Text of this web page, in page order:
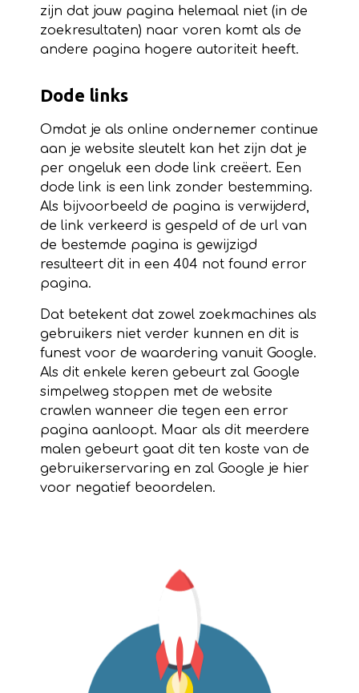
zijn dat jouw pagina helemaal niet (in de
zoekresultaten) naar voren komt als de
andere pagina hogere autoriteit heeft.
Dode links
Omdat je als online ondernemer continue
aan je website sleutelt kan het zijn dat je
per ongeluk een dode link creëert. Een
dode link is een link zonder bestemming.
Als bijvoorbeeld de pagina is verwijderd,
de link verkeerd is gespeld of de url van
de bestemde pagina is gewijzigd
resulteert dit in een 404 not found error
pagina.
Dat betekent dat zowel zoekmachines als
gebruikers niet verder kunnen en dit is
funest voor de waardering vanuit Google.
Als dit enkele keren gebeurt zal Google
simpelweg stoppen met de website
crawlen wanneer die tegen een error
pagina aanloopt. Maar als dit meerdere
malen gebeurt gaat dit ten koste van de
gebruikerservaring en zal Google je hier
voor negatief beoordelen.